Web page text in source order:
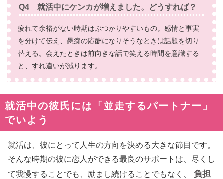
Q4 就活中にケンカが増えました。どうすれば？
疲れて余裕がない時期はぶつかりやすいもの。感情と事実
を分けて伝え、愚痴の応酬になりそうなときは話題を切り
替える。会えたときは前向きな話で笑える時間を意識する
と、すれ違いが減ります。
就活中の彼氏には「並走するパートナー」
でいよう
就活は、彼にとって人生の方向を決める大きな節目です。
そんな時期の彼に恋人ができる最良のサポートは、尽くし
て我慢することでも、励まし続けることでもなく、
負担